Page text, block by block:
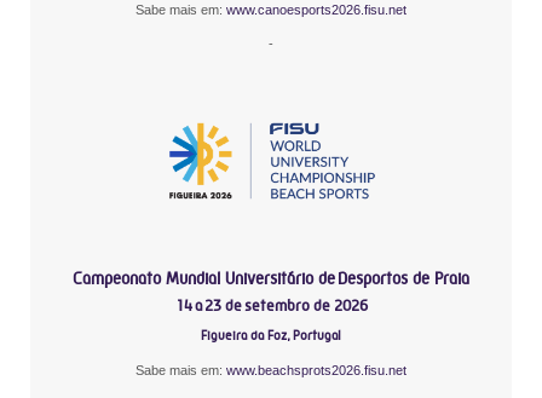
Sabe mais em: www.canoesports2026.fisu.net
-
Campeonato Mundial Universitário de Desportos de Praia
14 a 23 de setembro de 2026
Figueira da Foz, Portugal
Sabe mais em: www.beachsprots2026.fisu.net